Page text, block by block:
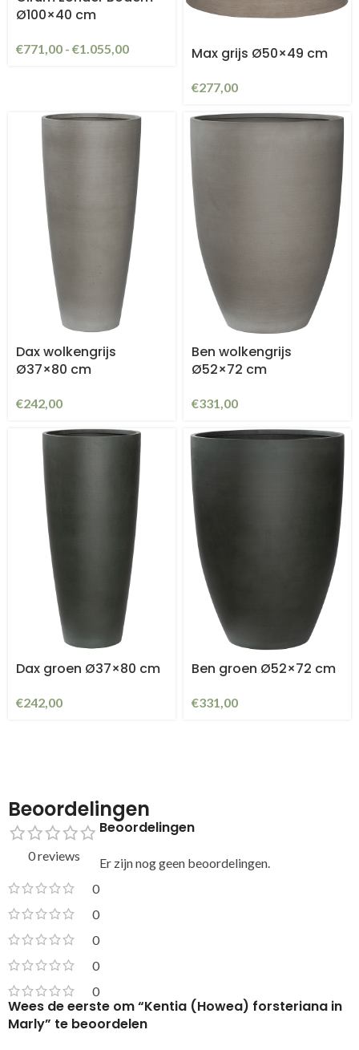
Ø100×40 cm
€771,00 - €1.055,00 Max grijs Ø50×49 cm
€277,00
Dax wolkengrijs
Ø37×80 cm
€242,00
Ben wolkengrijs
Ø52×72 cm
€331,00
Dax groen Ø37×80 cm
€242,00
Ben groen Ø52×72 cm
€331,00
Beoordelingen
0 reviews
0
0
0
0
0
Beoordelingen
Er zijn nog geen beoordelingen.
Wees de eerste om “Kentia (Howea) forsteriana in
Marly” te beoordelen